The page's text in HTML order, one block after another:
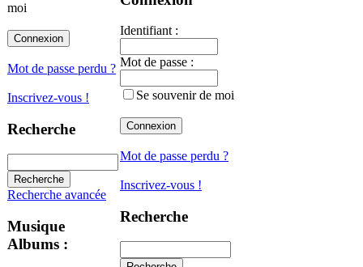
moi
Mot de passe perdu ?
Inscrivez-vous !
Recherche
Recherche avancée
Musique
Albums :
Identifiant :
Mot de passe :
Se souvenir de moi
Mot de passe perdu ?
Inscrivez-vous !
Recherche